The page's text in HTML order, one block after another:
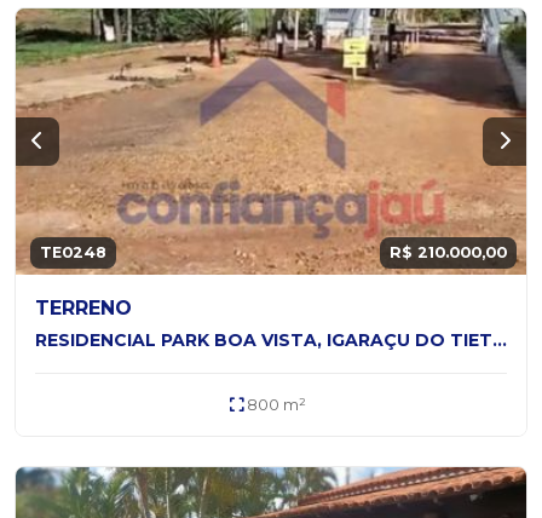
TE0248 R$ 210.000,00
TERRENO
RESIDENCIAL PARK BOA VISTA, IGARAÇU DO TIETÊ - SP
800 m²